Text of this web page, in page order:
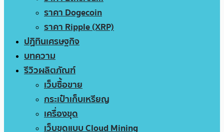
ราคา Dogecoin
ราคา Ripple (XRP)
ปฏิทินเศรษฐกิจ
บทความ
รีวิวผลิตภัณฑ์
เว็บซื้อขาย
กระเป๋าเก็บเหรียญ
เครื่องขุด
เว็บขุดแบบ Cloud Mining